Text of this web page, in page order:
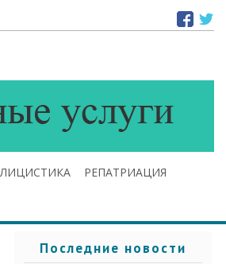
РЕПАТРИАЦИЯ
Последние новости